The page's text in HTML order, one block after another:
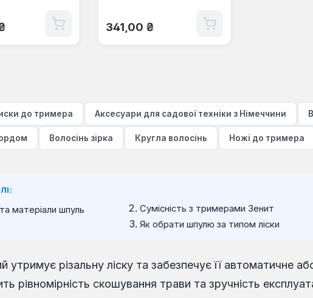
Звичайна ціна:
341,00 ₴
до тримера Аксесуари для садової техніки з Німеччини
Волосінь зірка Кругла волосінь Ножі до тримера
матеріали шпуль
Сумісність з тримерами Зенит
Як обрати шпулю за типом ліски
різальну ліску та забезпечує її автоматичне
рівномірність скошування трави та зручність